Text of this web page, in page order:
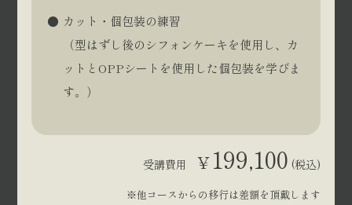
カット・個包装の練習
（型はずし後のシフォンケーキを使用し、カ
ットとOPPシートを使用した個包装を学びま
す。）
受講費用 ¥ 199,100 (税込)
※他コースからの移行は差額を頂戴します